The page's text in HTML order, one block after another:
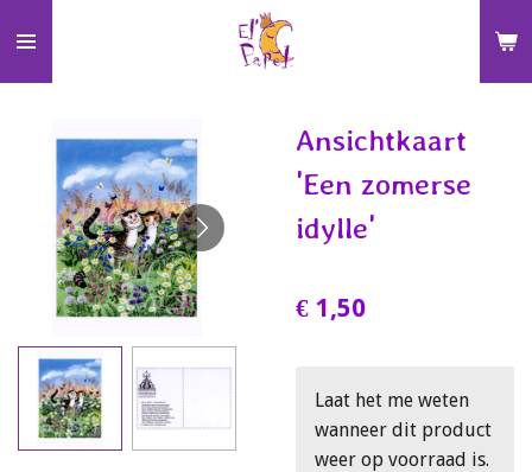
direct
naar
hoofdinhoud
Ansichtkaart
'Een zomerse
idylle'
€ 1,50
Laat het me weten
wanneer dit product
weer op voorraad is.